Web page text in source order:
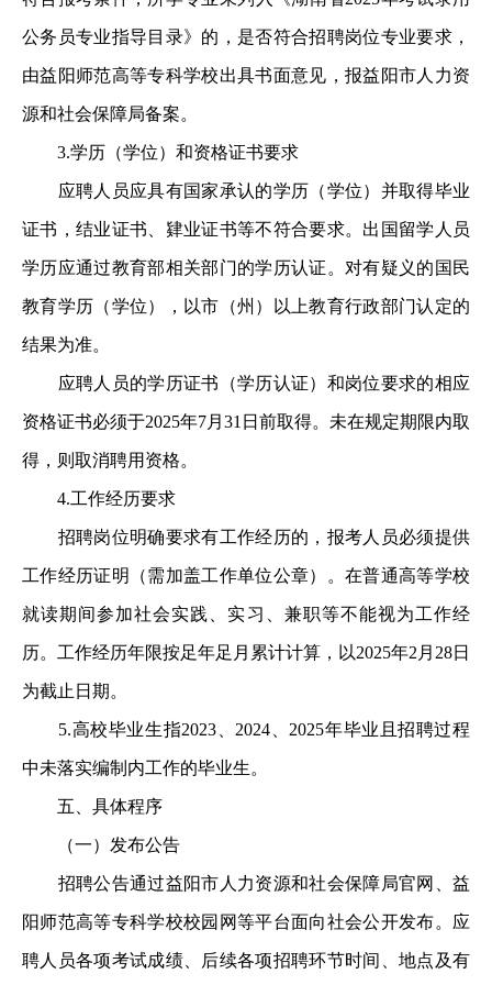
公务员专业指导目录》的，是否符合招聘岗位专业要求，
由益阳师范高等专科学校出具书面意见，报益阳市人力资
源和社会保障局备案。
3.学历（学位）和资格证书要求
应聘人员应具有国家承认的学历（学位）并取得毕业
证书，结业证书、肄业证书等不符合要求。出国留学人员
学历应通过教育部相关部门的学历认证。对有疑义的国民
教育学历（学位），以市（州）以上教育行政部门认定的
结果为准。
应聘人员的学历证书（学历认证）和岗位要求的相应
资格证书必须于2025年7月31日前取得。未在规定期限内取
得，则取消聘用资格。
4.工作经历要求
招聘岗位明确要求有工作经历的，报考人员必须提供
工作经历证明（需加盖工作单位公章）。在普通高等学校
就读期间参加社会实践、实习、兼职等不能视为工作经
历。工作经历年限按足年足月累计计算，以2025年2月28日
为截止日期。
5.高校毕业生指2023、2024、2025年毕业且招聘过程
中未落实编制内工作的毕业生。
五、具体程序
（一）发布公告
招聘公告通过益阳市人力资源和社会保障局官网、益
阳师范高等专科学校校园网等平台面向社会公开发布。应
聘人员各项考试成绩、后续各项招聘环节时间、地点及有